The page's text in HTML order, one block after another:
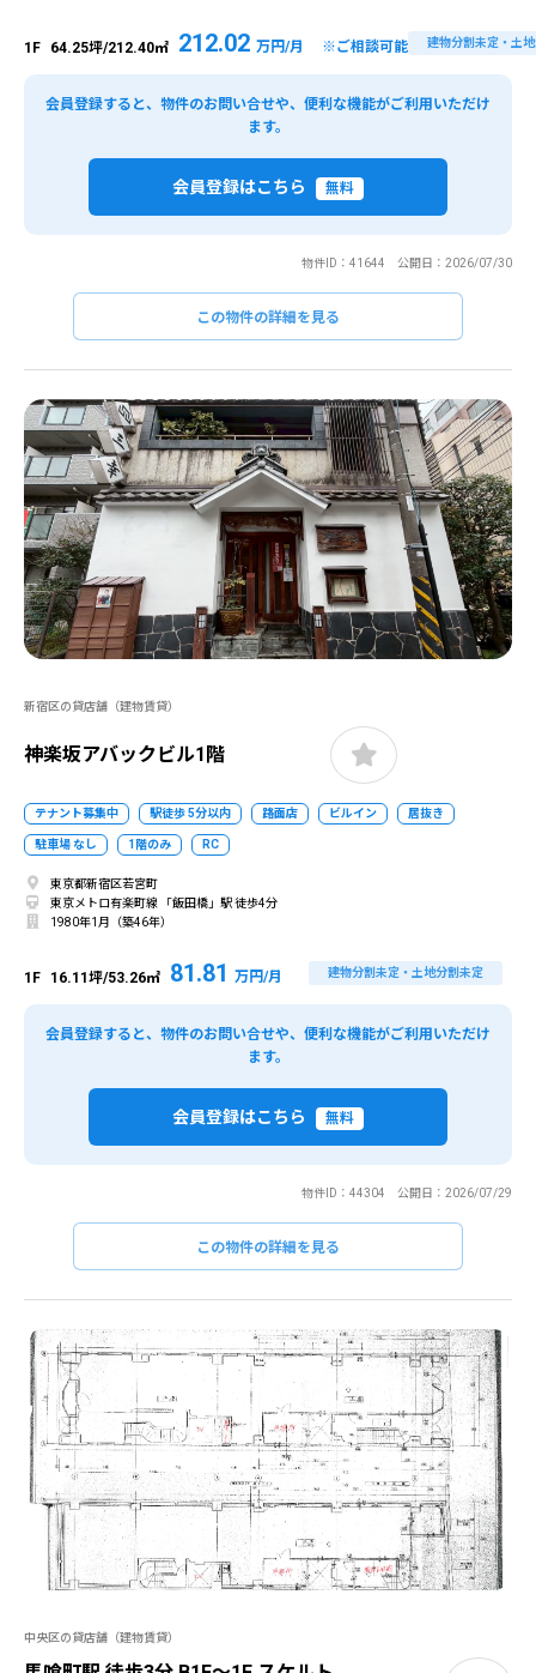
1F 64.25坪/212.40㎡ 212.02 万円/月 ※ご相談可能 建物分割未定・土
会員登録すると、物件のお問い合せや、便利な機能がご利用いただけ
ます。
会員登録はこちら 無料
物件ID：41644 公開日：2026/07/30
この物件の詳細を見る
新宿区の貸店舗（建物賃貸）
神楽坂アバックビル1階
テナント募集中 駅徒歩 5分以内 路面店 ビルイン 居抜き
駐車場 なし 1階のみ RC
東京都新宿区若宮町
東京メトロ有楽町線 「飯田橋」駅 徒歩4分
1980年1月（築46年）
1F 16.11坪/53.26㎡ 81.81 万円/月 建物分割未定・土地分割未定
会員登録すると、物件のお問い合せや、便利な機能がご利用いただけ
ます。
会員登録はこちら 無料
物件ID：44304 公開日：2026/07/29
この物件の詳細を見る
中央区の貸店舗（建物賃貸）